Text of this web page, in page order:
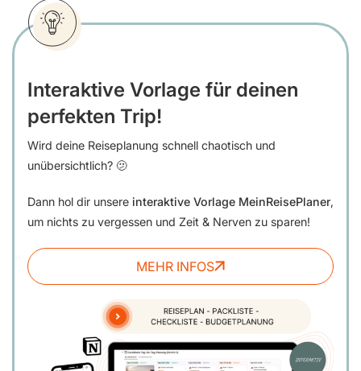
Interaktive Vorlage für deinen
perfekten Trip!
Wird deine Reiseplanung schnell chaotisch und
unübersichtlich? 🫤
Dann hol dir unsere interaktive Vorlage MeinReisePlaner,
um nichts zu vergessen und Zeit & Nerven zu sparen!
MEHR INFOS